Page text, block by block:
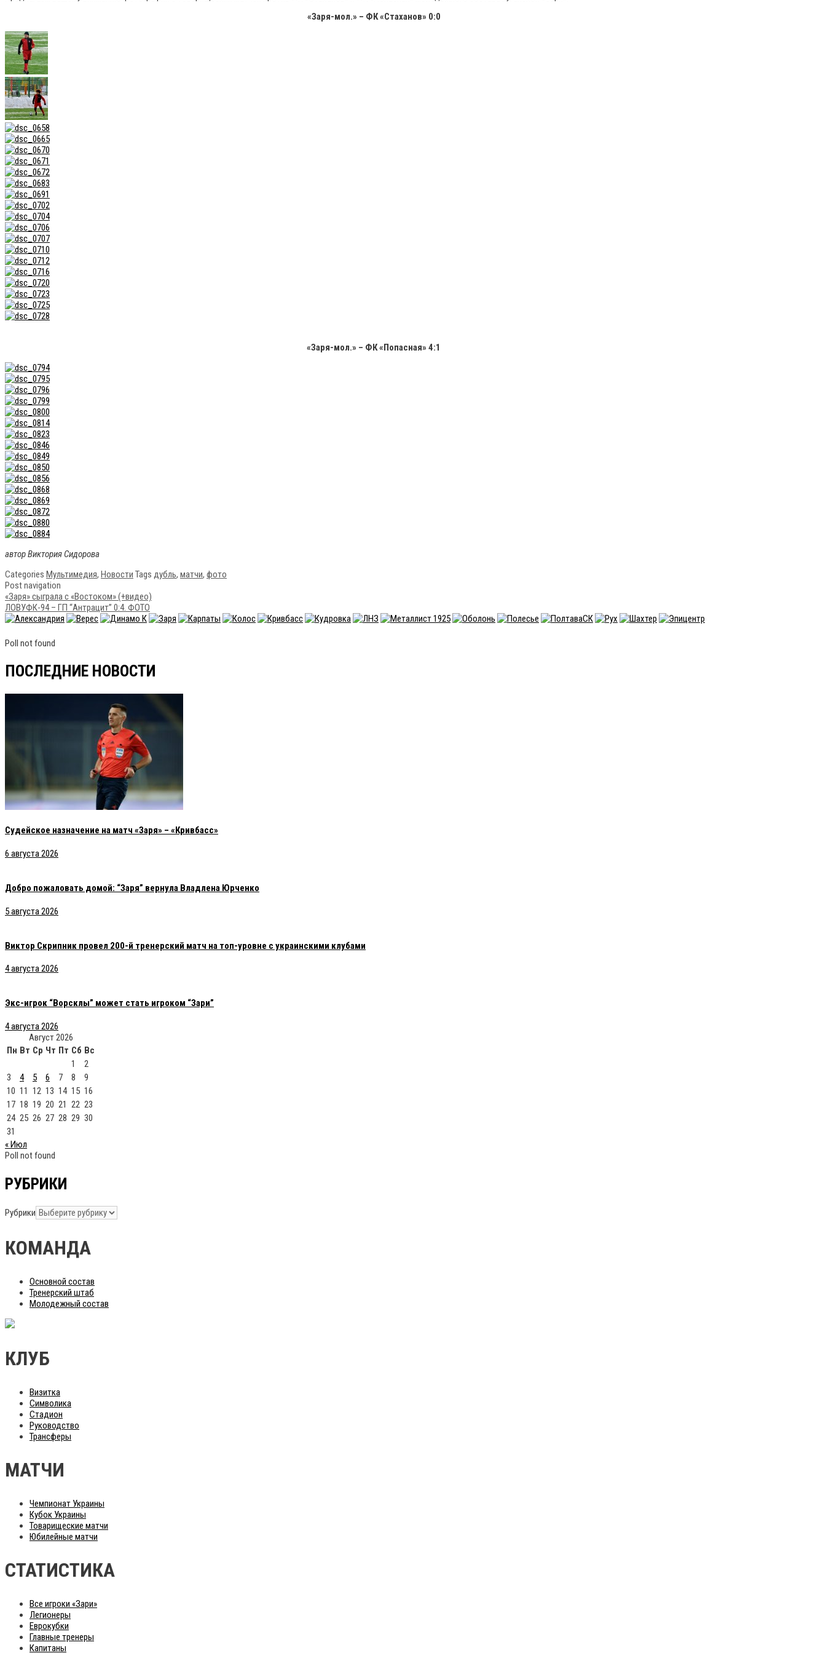
«Заря-мол.» – ФК «Стаханов» 0:0
«Заря-мол.» – ФК «Попасная» 4:1
автор Виктория Сидорова
Categories Мультимедия, Новости Tags дубль, матчи, фото
Post navigation
«Заря» сыграла с «Востоком» (+видео)
ЛОВУФК-94 – ГП “Антрацит” 0:4. ФОТО
Poll not found
ПОСЛЕДНИЕ НОВОСТИ
Судейское назначение на матч «Заря» – «Кривбасс»
6 августа 2026
Добро пожаловать домой: “Заря” вернула Владлена Юрченко
5 августа 2026
Виктор Скрипник провел 200-й тренерский матч на топ-уровне с украинскими клубами
4 августа 2026
Экс-игрок “Ворсклы” может стать игроком “Зари”
4 августа 2026
Август 2026
Пн Вт Ср Чт Пт Сб Вс
1
2
3
4 5 6 7 8
9
10 11 12 13 14 15 16
17 18 19 20 21 22 23
24 25 26 27 28 29 30
31
« Июл
Poll not found
РУБРИКИ
Рубрики
КОМАНДА
Основной состав
Тренерский штаб
Молодежный состав
КЛУБ
Визитка
Символика
Стадион
Руководство
Трансферы
МАТЧИ
Чемпионат Украины
Кубок Украины
Товарищеские матчи
Юбилейные матчи
СТАТИСТИКА
Все игроки «Зари»
Легионеры
Еврокубки
Главные тренеры
Капитаны